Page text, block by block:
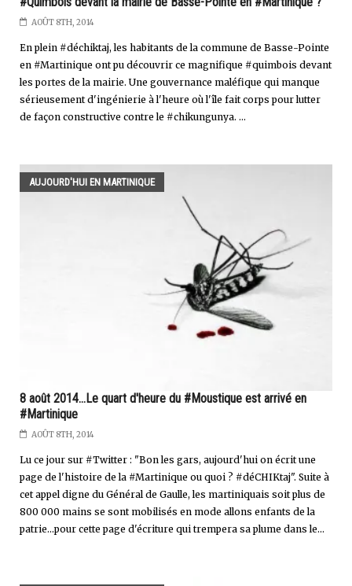
AOÛT 8TH, 2014
En plein #déchiktaj, les habitants de la commune de Basse-Pointe
en #Martinique ont pu découvrir ce magnifique #quimbois devant
les portes de la mairie. Une gouvernance maléfique qui manque
sérieusement d'ingénierie à l'heure où l'île fait corps pour lutter
de façon constructive contre le #chikungunya. ...
AUJOURD'HUI EN MARTINIQUE
8 août 2014...Le quart d'heure du #Moustique est arrivé en
#Martinique
AOÛT 8TH, 2014
Lu ce jour sur #Twitter : "Bon les gars, aujourd'hui on écrit une
page de l'histoire de la #Martinique ou quoi ? #déCHIKtaj". Suite à
cet appel digne du Général de Gaulle, les martiniquais soit plus de
800 000 mains se sont mobilisés en mode allons enfants de la
patrie...pour cette page d'écriture qui trempera sa plume dans le...